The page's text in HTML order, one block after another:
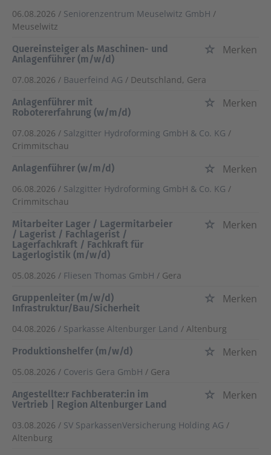
06.08.2026 / Seniorenzentrum Meuselwitz GmbH /
Meuselwitz
Quereinsteiger als Maschinen- und
Anlagenführer (m/w/d)
Merken
07.08.2026 / Bauerfeind AG / Deutschland, Gera
Anlagenführer mit
Robotererfahrung (w/m/d)
Merken
07.08.2026 / Salzgitter Hydroforming GmbH & Co. KG /
Crimmitschau
Anlagenführer (w/m/d)
Merken
06.08.2026 / Salzgitter Hydroforming GmbH & Co. KG /
Crimmitschau
Mitarbeiter Lager / Lagermitarbeier
/ Lagerist / Fachlagerist /
Lagerfachkraft / Fachkraft für
Lagerlogistik (m/w/d)
Merken
05.08.2026 / Fliesen Thomas GmbH / Gera
Gruppenleiter (m/w/d)
Infrastruktur/Bau/Sicherheit
Merken
04.08.2026 / Sparkasse Altenburger Land / Altenburg
Produktionshelfer (m/w/d)
Merken
05.08.2026 / Coveris Gera GmbH / Gera
Angestellte:r Fachberater:in im
Vertrieb | Region Altenburger Land
Merken
03.08.2026 / SV SparkassenVersicherung Holding AG /
Altenburg